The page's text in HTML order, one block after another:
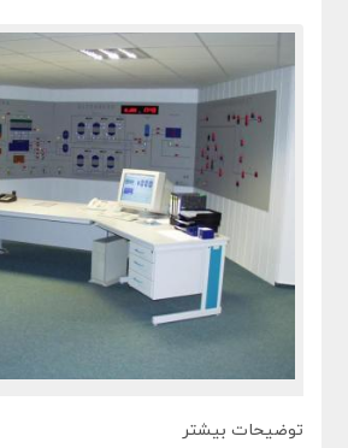
توضیحات بیشتر